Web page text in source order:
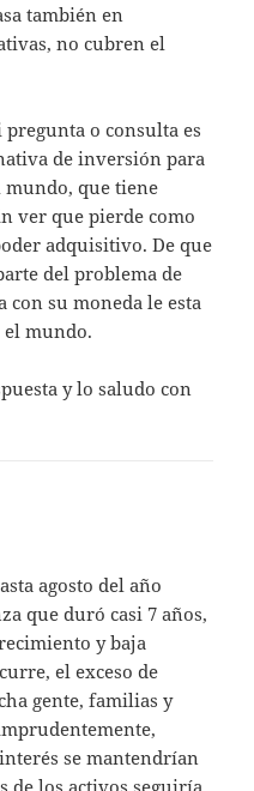
también en
no cubren el
o consulta es
de inversión para
que tiene
ver que pierde como
adquisitivo. De que
del problema de
con su moneda le esta
mundo.
y lo saludo con
agosto del año
que duró casi 7 años,
y baja
el exceso de
gente, familias y
se mantendrían
de los activos seguiría